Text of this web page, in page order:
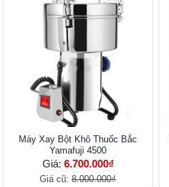
Máy Xay Bột Khô Thuốc Bắc
Yamafuji 4500
Giá: 6.700.000₫
Giá cũ: 8.000.000₫